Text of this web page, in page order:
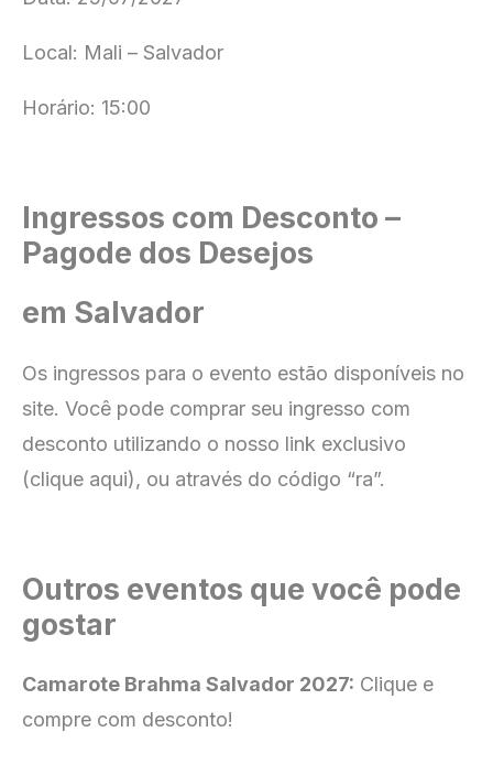
Local: Mali – Salvador
Horário: 15:00
Ingressos com Desconto –
Pagode dos Desejos
em Salvador
Os ingressos para o evento estão disponíveis no
site. Você pode comprar seu ingresso com
desconto utilizando o nosso link exclusivo
(clique aqui), ou através do código “ra”.
Outros eventos que você pode
gostar
Camarote Brahma Salvador 2027: Clique e
compre com desconto!